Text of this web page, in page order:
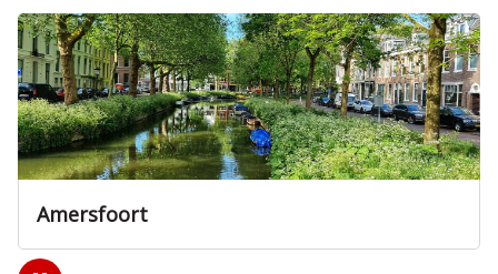
Amersfoort